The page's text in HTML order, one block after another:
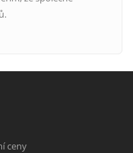
ceny